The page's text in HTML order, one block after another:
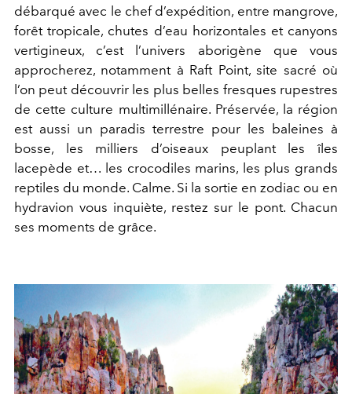
débarqué avec le chef d’expédition, entre mangrove,
forêt tropicale, chutes d’eau horizontales et canyons
vertigineux, c’est l’univers aborigène que vous
approcherez, notamment à Raft Point, site sacré où
l’on peut découvrir les plus belles fresques rupestres
de cette culture multimillénaire. Préservée, la région
est aussi un paradis terrestre pour les baleines à
bosse, les milliers d’oiseaux peuplant les îles
lacepède et… les crocodiles marins, les plus grands
reptiles du monde. Calme. Si la sortie en zodiac ou en
hydravion vous inquiète, restez sur le pont. Chacun
ses moments de grâce.